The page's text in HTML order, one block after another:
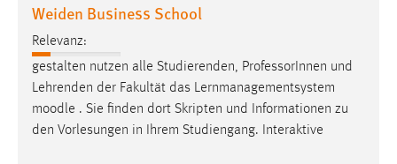
Weiden Business School
Relevanz:
gestalten nutzen alle Studierenden, ProfessorInnen und
Lehrenden der Fakultät das Lernmanagementsystem
moodle . Sie finden dort Skripten und Informationen zu
den Vorlesungen in Ihrem Studiengang. Interaktive
STATISTIK
Statistik Cookies erfassen Informationen anonym.
Diese Informationen helfen uns zu verstehen, wie
unsere Besucher unsere Website nutzen.